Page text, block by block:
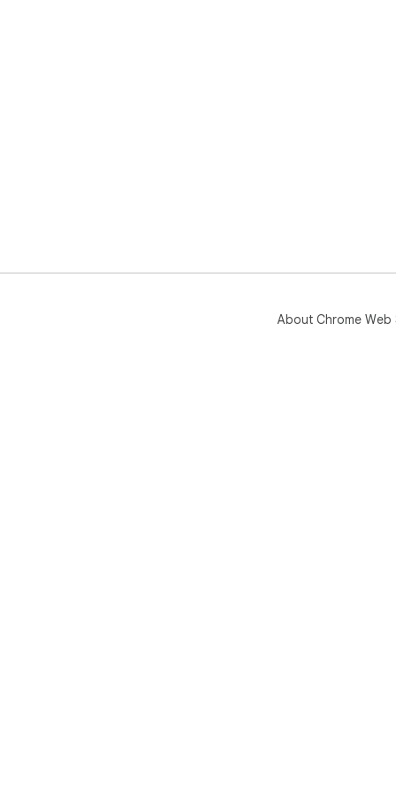
About Chrome Web